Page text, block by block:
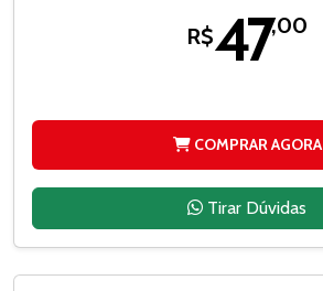
R$47,00
COMPRAR AGORA
Tirar Dúvidas